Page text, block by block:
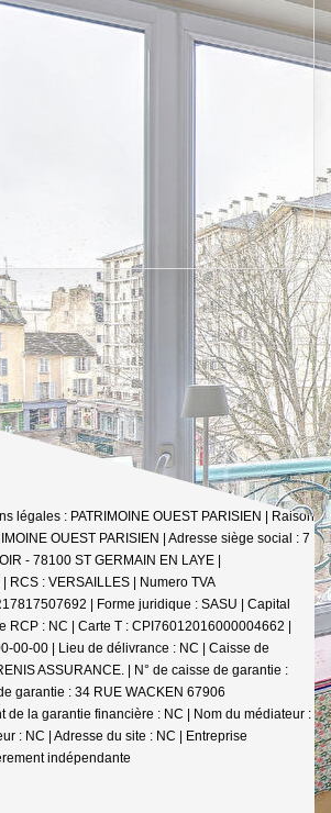
légales : PATRIMOINE OUEST PARISIEN | Raison
OUEST PARISIEN | Adresse siège social : 7
- 78100 ST GERMAIN EN LAYE |
RCS : VERSAILLES | Numero TVA
| Forme juridique : SASU | Capital
RCP : NC | Carte T : CPI76012016000004662 |
00-00 | Lieu de délivrance : NC | Caisse de
ASSURANCE. | N° de caisse de garantie :
garantie : 34 RUE WACKEN 67906
de la garantie financière : NC | Nom du médiateur :
: NC | Adresse du site : NC | Entreprise
indépendante